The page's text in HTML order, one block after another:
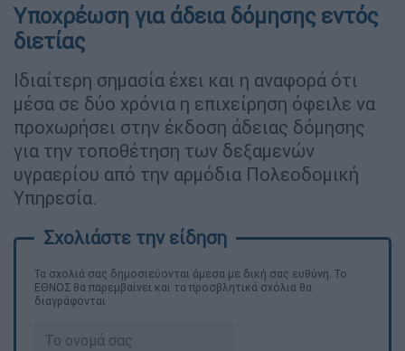
Υποχρέωση για άδεια δόμησης εντός
διετίας
Ιδιαίτερη σημασία έχει και η αναφορά ότι
μέσα σε δύο χρόνια η επιχείρηση όφειλε να
προχωρήσει στην έκδοση άδειας δόμησης
για την τοποθέτηση των δεξαμενών
υγραερίου από την αρμόδια Πολεοδομική
Υπηρεσία.
Τα σχολιά σας δημοσιεύονται άμεσα με δική σας ευθύνη. Το
ΕΘΝΟΣ θα παρεμβαίνει και τα προσβλητικά σχόλια θα
διαγράφονται